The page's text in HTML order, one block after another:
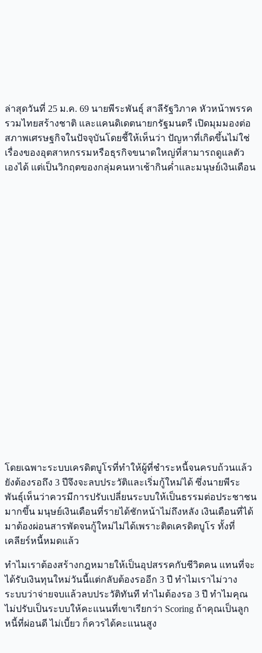
ล่าสุดวันที่ 25 ม.ค. 69 นายพีระพันธุ์ สาลีรัฐวิภาค หัวหน้าพรรค
รวมไทยสร้างชาติ และแคนดิเดตนายกรัฐมนตรี เปิดมุมมองต่อ
สภาพเศรษฐกิจในปัจจุบันโดยชี้ให้เห็นว่า ปัญหาที่เกิดขึ้นไม่ใช่
เรื่องของอุตสาหกรรมหรือธุรกิจขนาดใหญ่ที่สามารถดูแลตัว
เองได้ แต่เป็นวิกฤตของกลุ่มคนหาเช้ากินค่ำและมนุษย์เงินเดือน
โดยเฉพาะระบบเครดิตบูโรที่ทำให้ผู้ที่ชำระหนี้จนครบถ้วนแล้ว
ยังต้องรอถึง 3 ปีจึงจะลบประวัติและเริ่มกู้ใหม่ได้ ซึ่งนายพีระ
พันธุ์เห็นว่าควรมีการปรับเปลี่ยนระบบให้เป็นธรรมต่อประชาชน
มากขึ้น มนุษย์เงินเดือนที่รายได้ชักหน้าไม่ถึงหลัง เงินเดือนที่ได้
มาต้องผ่อนสารพัดจนกู้ใหม่ไม่ได้เพราะติดเครดิตบูโร ทั้งที่
เคลียร์หนี้หมดแล้ว
ทำไมเราต้องสร้างกฎหมายให้เป็นอุปสรรคกับชีวิตคน แทนที่จะ
ได้รับเงินทุนใหม่วันนี้แต่กลับต้องรออีก 3 ปี ทำไมเราไม่วาง
ระบบว่าจ่ายจบแล้วลบประวัติทันที ทำไมต้องรอ 3 ปี ทำไมคุณ
ไม่ปรับเป็นระบบให้คะแนนที่เขาเรียกว่า Scoring ถ้าคุณเป็นลูก
หนี้ที่ผ่อนดี ไม่เบี้ยว ก็ควรได้คะแนนสูง